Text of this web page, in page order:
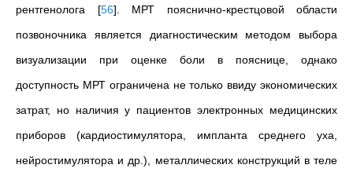
рентгенолога [56] . МРТ пояснично-крестцовой области
позвоночника является диагностическим методом выбора
визуализации при оценке боли в пояснице, однако
доступность МРТ ограничена не только ввиду экономических
затрат, но наличия у пациентов электронных медицинских
приборов (кардиостимулятора, импланта среднего уха,
нейростимулятора и др.), металлических конструкций в теле